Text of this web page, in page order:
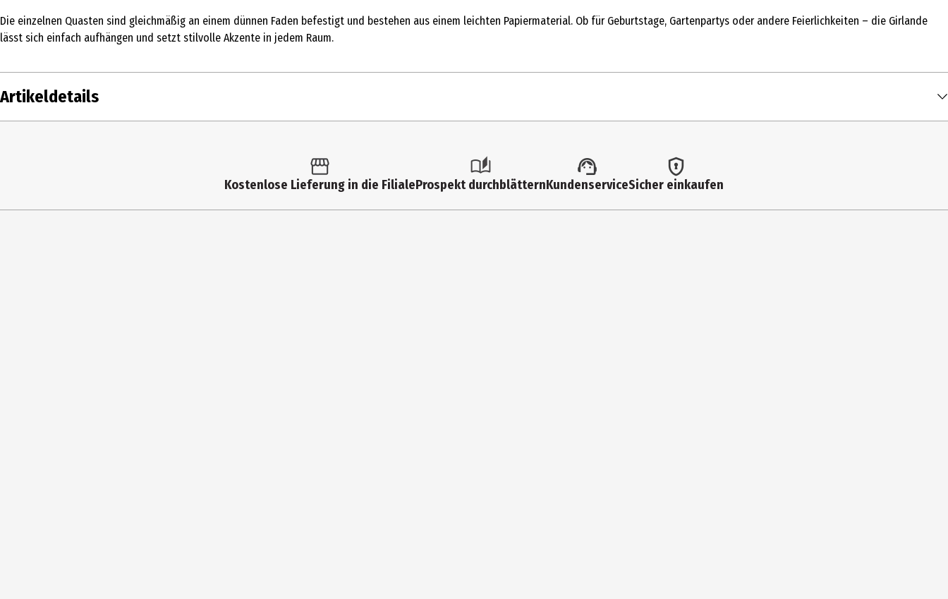
Die einzelnen Quasten sind gleichmäßig an einem dünnen Faden befestigt und bestehen aus einem leichten Papiermaterial. Ob für Geburtstage, Gartenpartys oder andere Feierlichkeiten – die Girlande
lässt sich einfach aufhängen und setzt stilvolle Akzente in jedem Raum.
Artikeldetails
Sonstige Party und Dekoartikel
Kostenlose Lieferung in die FilialeProspekt durchblätternKundenserviceSicher einkaufen